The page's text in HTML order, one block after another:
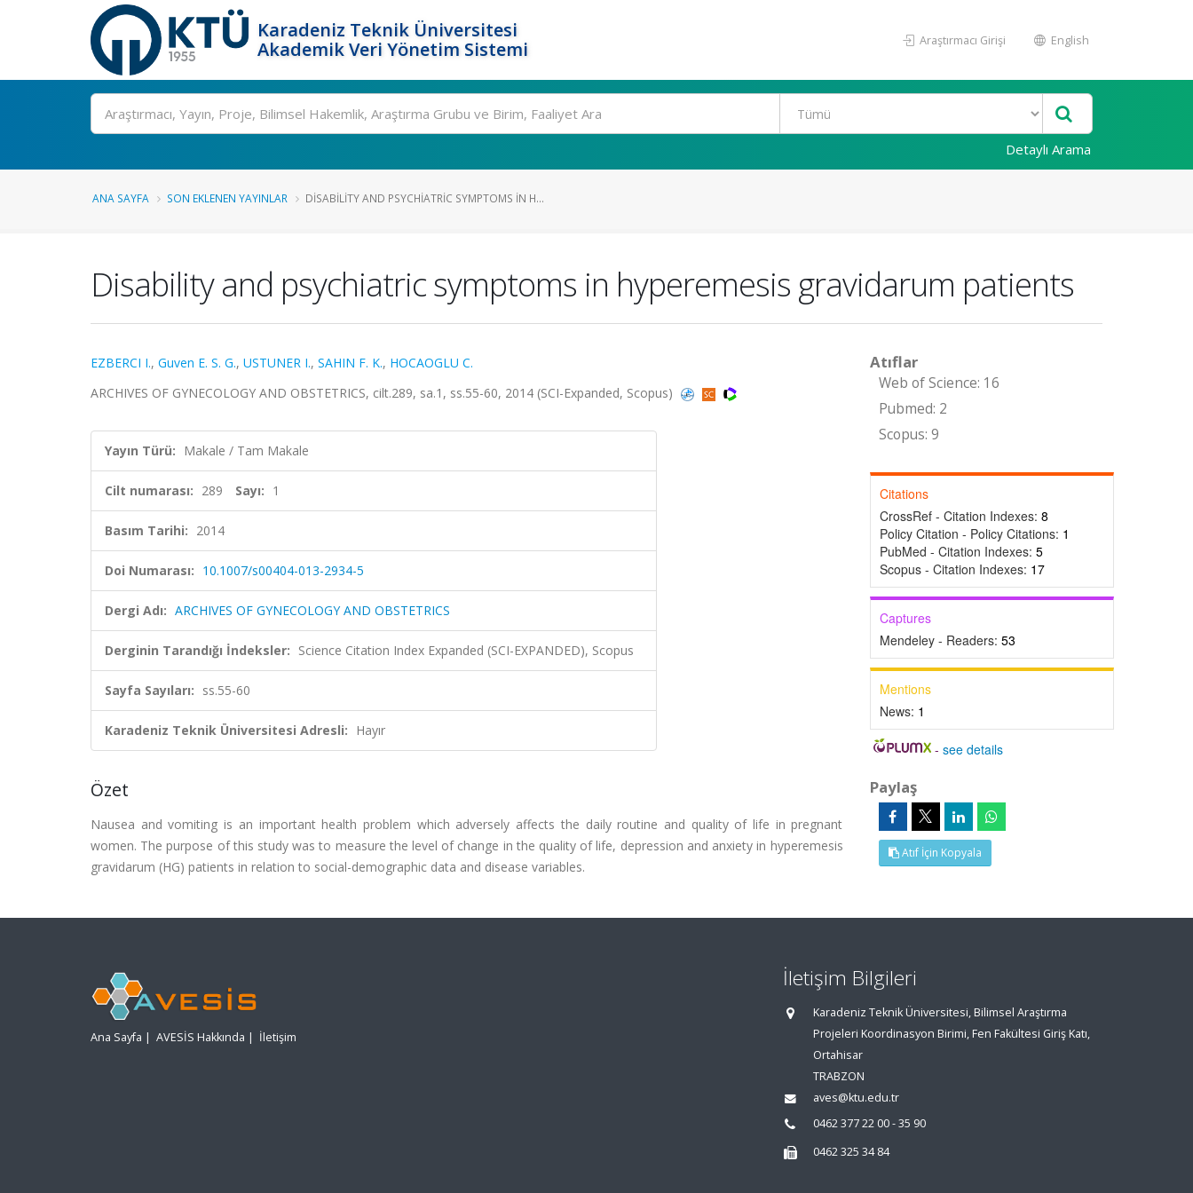
Karadeniz Teknik Üniversitesi
Akademik Veri Yönetim Sistemi
Araştırmacı Girişi English
Ara
Detaylı Arama
ANA SAYFA SON EKLENEN YAYINLAR DISABILITY AND PSYCHIATRIC SYMPTOMS IN H...
Disability and psychiatric symptoms in hyperemesis gravidarum patients
EZBERCI I., Guven E. S. G., USTUNER I., SAHIN F. K., HOCAOGLU C.
ARCHIVES OF GYNECOLOGY AND OBSTETRICS, cilt.289, sa.1, ss.55-60, 2014 (SCI-Expanded, Scopus)
Yayın Türü: Makale / Tam Makale
Cilt numarası: 289 Sayı: 1
Basım Tarihi: 2014
Doi Numarası: 10.1007/s00404-013-2934-5
Dergi Adı: ARCHIVES OF GYNECOLOGY AND OBSTETRICS
Derginin Tarandığı İndeksler: Science Citation Index Expanded (SCI-EXPANDED), Scopus
Sayfa Sayıları: ss.55-60
Karadeniz Teknik Üniversitesi Adresli: Hayır
Özet
Nausea and vomiting is an important health problem which adversely affects the daily routine and quality of life in pregnant
women. The purpose of this study was to measure the level of change in the quality of life, depression and anxiety in hyperemesis
gravidarum (HG) patients in relation to social-demographic data and disease variables.
Atıflar
Web of Science: 16
Pubmed: 2
Scopus: 9
Citations
CrossRef - Citation Indexes: 8
Policy Citation - Policy Citations: 1
PubMed - Citation Indexes: 5
Scopus - Citation Indexes: 17
Captures
Mendeley - Readers: 53
Mentions
News: 1
-see details
Paylaş
Atıf İçin Kopyala
Ana Sayfa | AVESİS Hakkında | İletişim
İletişim Bilgileri
Karadeniz Teknik Üniversitesi, Bilimsel Araştırma
Projeleri Koordinasyon Birimi, Fen Fakültesi Giriş Katı,
Ortahisar
TRABZON
aves@ktu.edu.tr
0462 377 22 00 - 35 90
0462 325 34 84